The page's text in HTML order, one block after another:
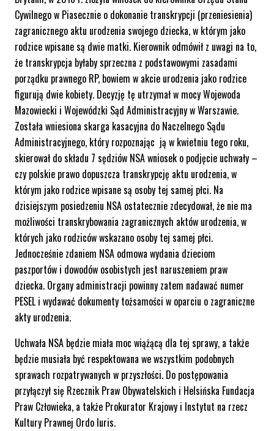
Cywilnego w Piasecznie o dokonanie transkrypcji (przeniesienia)
zagranicznego aktu urodzenia swojego dziecka, w którym jako
rodzice wpisane są dwie matki. Kierownik odmówił z uwagi na to,
że transkrypcja byłaby sprzeczna z podstawowymi zasadami
porządku prawnego RP, bowiem w akcie urodzenia jako rodzice
figurują dwie kobiety. Decyzję tę utrzymał w mocy Wojewoda
Mazowiecki i Wojewódzki Sąd Administracyjny w Warszawie.
Została wniesiona skarga kasacyjna do Naczelnego Sądu
Administracyjnego, który rozpoznając ją w kwietniu tego roku,
skierował do składu 7 sędziów NSA wniosek o podjęcie uchwały –
czy polskie prawo dopuszcza transkrypcję aktu urodzenia, w
którym jako rodzice wpisane są osoby tej samej płci. Na
dzisiejszym posiedzeniu NSA ostatecznie zdecydował, że nie ma
możliwości transkrybowania zagranicznych aktów urodzenia, w
których jako rodziców wskazano osoby tej samej płci.
Jednocześnie zdaniem NSA odmowa wydania dzieciom
paszportów i dowodów osobistych jest naruszeniem praw
dziecka. Organy administracji powinny zatem nadawać numer
PESEL i wydawać dokumenty tożsamości w oparciu o zagraniczne
akty urodzenia.
Uchwała NSA będzie miała moc wiążącą dla tej sprawy, a także
będzie musiała być respektowana we wszystkim podobnych
sprawach rozpatrywanych w przyszłości. Do postępowania
przyłączył się Rzecznik Praw Obywatelskich i Helsińska Fundacja
Praw Człowieka, a także Prokurator Krajowy i Instytut na rzecz
Kultury Prawnej Ordo Iuris.